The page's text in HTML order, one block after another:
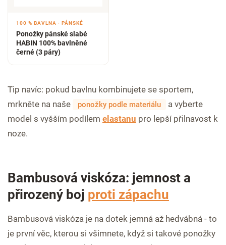
100 % BAVLNA · PÁNSKÉ
Ponožky pánské slabé
HABIN 100% bavlněné
černé (3 páry)
Tip navíc: pokud bavlnu kombinujete se sportem,
mrkněte na naše
ponožky podle materiálu
a vyberte
model s vyšším podílem elastanu pro lepší přilnavost k
noze.
Bambusová viskóza: jemnost a
přirozený boj proti zápachu
Bambusová viskóza je na dotek jemná až hedvábná - to
je první věc, kterou si všimnete, když si takové ponožky